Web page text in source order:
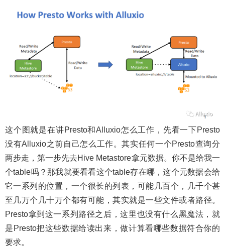
这个图就是在讲Presto和Alluxio怎么工作，先看一下Presto
没有Alluxio之前自己怎么工作。其实任何一个Presto查询分
两步走，第一步先去Hive Metastore拿元数据。你不是给我一
个table吗？那我就要看看这个table存在哪，这个元数据会给
它一系列的位置，一个很长的列表，可能几百个，几千个甚
至几万个几十万个都有可能，其实就是一些文件或者路径。
Presto拿到这一系列路径之后，这里也没有什么黑魔法，就
是Presto把这些数据给读出来，做计算看哪些数据符合你的
要求。